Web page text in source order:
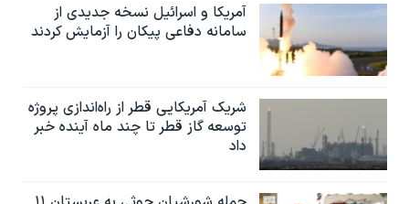
آمریکا و اسرائیل نسخه جدیدی از
سامانه دفاعی پیکان را آزمایش کردند
شریک آمریکایی قطر از راه‌اندازی پروژه
توسعه گاز قطر تا چند ماه آینده خبر
داد